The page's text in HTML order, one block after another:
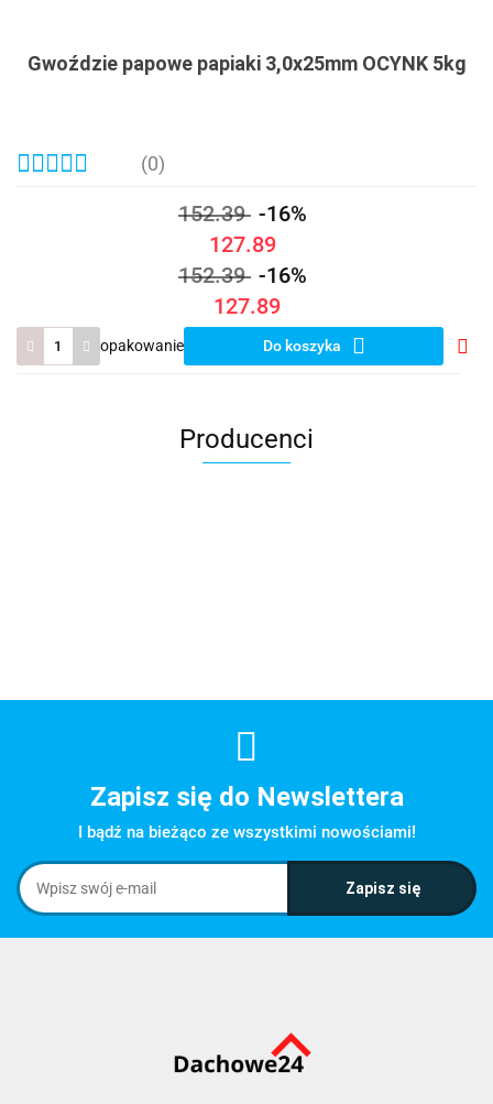
Gwoździe papowe papiaki 3,0x25mm OCYNK 5kg
(0)
152.39 -16%
127.89
152.39 -16%
127.89
opakowanie Do koszyka
Producenci
Zapisz się do Newslettera
I bądź na bieżąco ze wszystkimi nowościami!